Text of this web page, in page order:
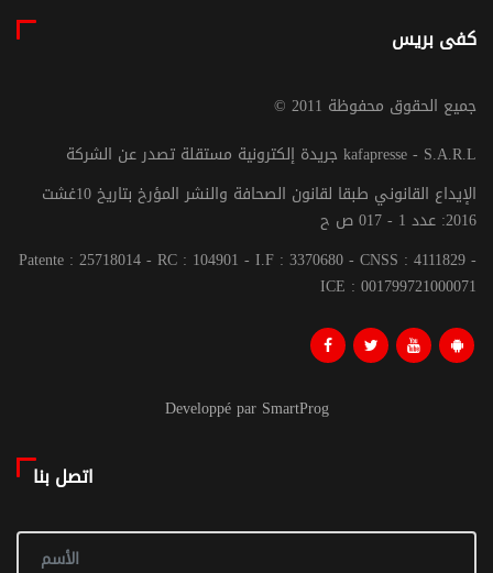
كفى بريس
© جميع الحقوق محفوظة 2011
جريدة إلكترونية مستقلة تصدر عن الشركة kafapresse - S.A.R.L
الإيداع القانوني طبقا لقانون الصحافة والنشر المؤرخ بتاريخ 10غشت
2016: عدد 1 - 017 ص ح
Patente : 25718014 - RC : 104901 - I.F : 3370680 - CNSS : 4111829 -
ICE : 001799721000071
Developpé par SmartProg
اتصل بنا